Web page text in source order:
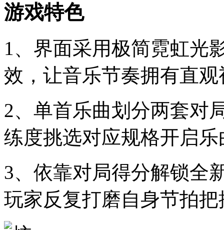
游戏特色
1、界面采用极简霓虹光
效，让音乐节奏拥有直
2、单首乐曲划分两套对
练度挑选对应规格开启
3、依靠对局得分解锁全
玩家反复打磨自身节拍